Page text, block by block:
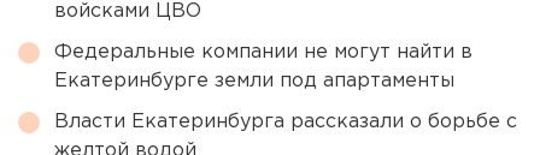
войсками ЦВО
Федеральные компании не могут найти в
Екатеринбурге земли под апартаменты
Власти Екатеринбурга рассказали о борьбе с
желтой водой